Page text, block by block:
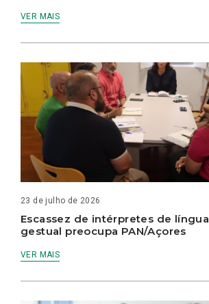
VER MAIS
23 de julho de 2026
Escassez de intérpretes de língua
gestual preocupa PAN/Açores
VER MAIS